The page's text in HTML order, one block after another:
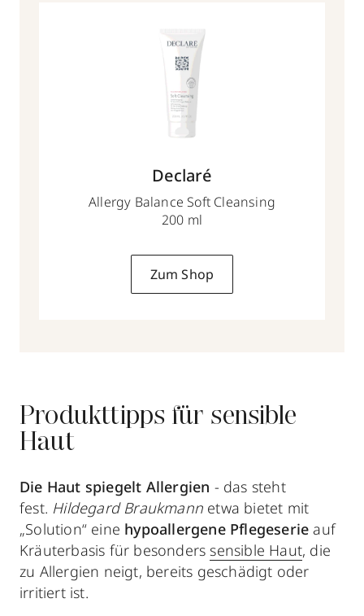
Declaré
Allergy Balance Soft Cleansing
200 ml
Zum Shop
Produkttipps für sensible
Haut
Die Haut spiegelt Allergien - das steht
fest. Hildegard Braukmann etwa bietet mit
„Solution“ eine hypoallergene Pflegeserieauf
Kräuterbasis für besonders sensible Haut, die
zu Allergien neigt, bereits geschädigt oder
irritiert ist.